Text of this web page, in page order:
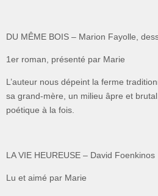
DU MÊME BOIS – Marion Fayolle,
1er roman, présenté par Marie
L’auteur nous dépeint la ferme
sa grand-mère, un milieu âpre et
poétique à la fois.
LA VIE HEUREUSE – David Foenkinos
Lu et aimé par Marie